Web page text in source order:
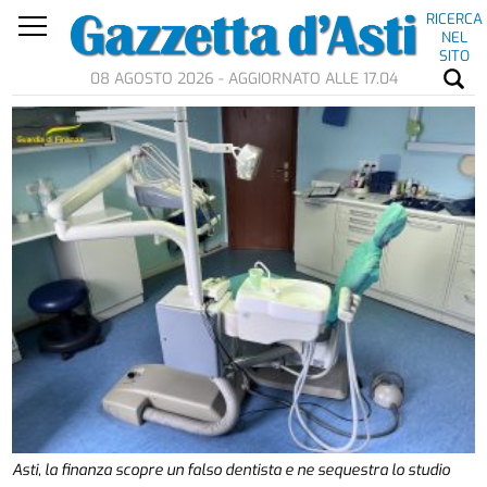
RICERCA
NEL
SITO
08 AGOSTO 2026 - AGGIORNATO ALLE 17.04
Asti, la finanza scopre un falso dentista e ne sequestra lo studio